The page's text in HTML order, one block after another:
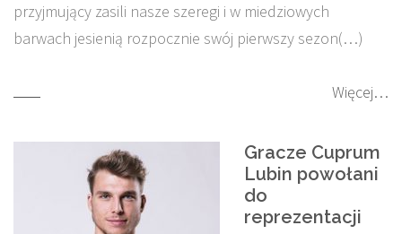
przyjmujący zasili nasze szeregi i w miedziowych
barwach jesienią rozpocznie swój pierwszy sezon(…)
Więcej…
Gracze Cuprum
Lubin powołani
do
reprezentacji